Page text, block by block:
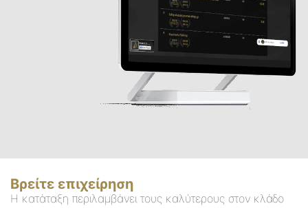
Βρείτε επιχείρηση
Η κατάταξη περιλαμβάνει τους καλύτερους στον κλάδο